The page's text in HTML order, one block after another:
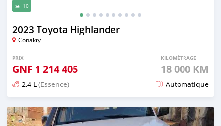
10
2023 Toyota Highlander
Conakry
PRIX
GNF 1 214 405
KILOMÉTRAGE
18 000 KM
2,4 L (Essence) Automatique
Publié il y a 6 mois